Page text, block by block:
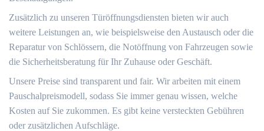
Zusätzlich zu unseren Türöffnungsdiensten bieten wir auch
weitere Leistungen an, wie beispielsweise den Austausch oder die
Reparatur von Schlössern, die Notöffnung von Fahrzeugen sowie
die Sicherheitsberatung für Ihr Zuhause oder Geschäft.​
Unsere Preise sind transparent und fair.​ Wir arbeiten mit einem
Pauschalpreismodell, sodass Sie immer genau wissen, welche
Kosten auf Sie zukommen.​ Es gibt keine versteckten Gebühren
oder zusätzlichen Aufschläge.​